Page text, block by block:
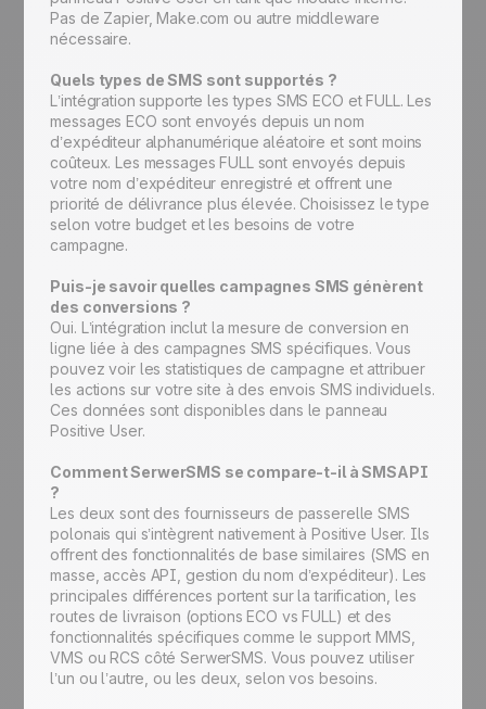
Pas de Zapier, Make.com ou autre middleware
nécessaire.
Quels types de SMS sont supportés ?
L’intégration supporte les types SMS ECO et FULL. Les
messages ECO sont envoyés depuis un nom
d’expéditeur alphanumérique aléatoire et sont moins
coûteux. Les messages FULL sont envoyés depuis
votre nom d’expéditeur enregistré et offrent une
priorité de délivrance plus élevée. Choisissez le type
selon votre budget et les besoins de votre
campagne.
Puis-je savoir quelles campagnes SMS génèrent
des conversions ?
Oui. L’intégration inclut la mesure de conversion en
ligne liée à des campagnes SMS spécifiques. Vous
pouvez voir les statistiques de campagne et attribuer
les actions sur votre site à des envois SMS individuels.
Ces données sont disponibles dans le panneau
Positive User.
Comment SerwerSMS se compare-t-il à SMSAPI
?
Les deux sont des fournisseurs de passerelle SMS
polonais qui s’intègrent nativement à Positive User. Ils
offrent des fonctionnalités de base similaires (SMS en
masse, accès API, gestion du nom d’expéditeur). Les
principales différences portent sur la tarification, les
routes de livraison (options ECO vs FULL) et des
fonctionnalités spécifiques comme le support MMS,
VMS ou RCS côté SerwerSMS. Vous pouvez utiliser
l’un ou l’autre, ou les deux, selon vos besoins.